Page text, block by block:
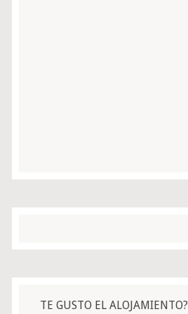
TE GUSTO EL ALOJAMIENTO?